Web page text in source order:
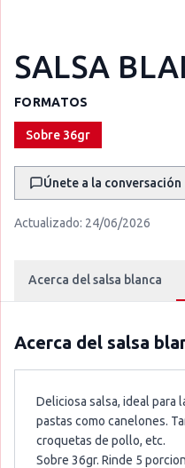
SALSA
FORMATOS
Sobre 36gr
Únete a la conversación
Actualizado: 24/06/2026
Acerca del salsa blanca
Acerca del salsa
Deliciosa salsa, ideal para
pastas como canelones.
croquetas de pollo, etc.
Sobre 36gr. Rinde 5